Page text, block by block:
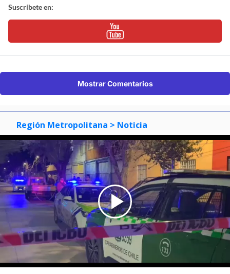
Suscríbete en:
Mostrar Comentarios
Región Metropolitana > Noticia